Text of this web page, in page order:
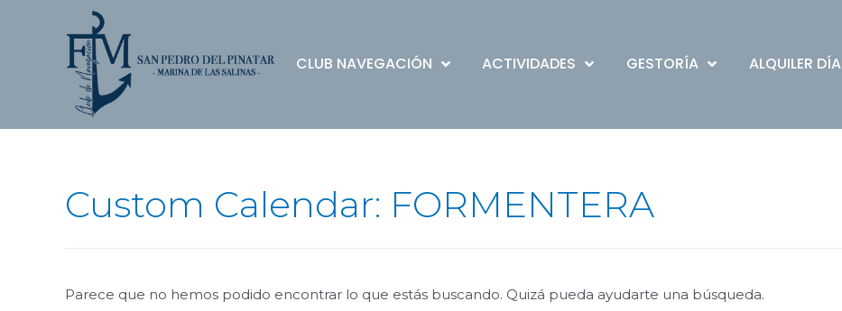
CLUB NAVEGACIÓN ACTIVIDADES GESTORÍA ALQUILER DÍA
Custom Calendar: FORMENTERA
Parece que no hemos podido encontrar lo que estás buscando. Quizá pueda ayudarte una búsqueda.